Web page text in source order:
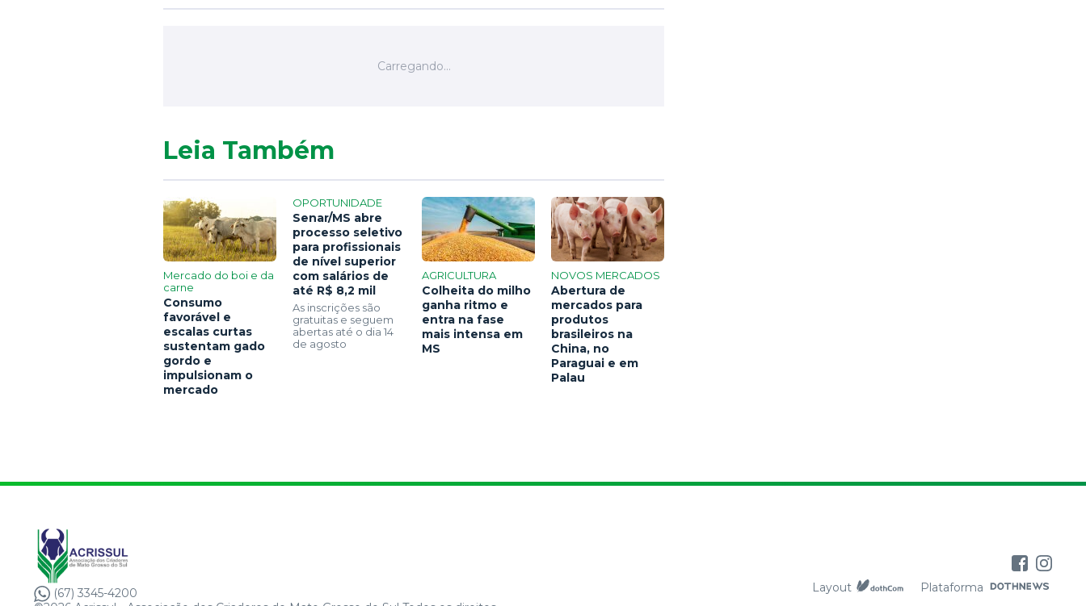
Leia Também
Mercado do boi e da
carne
Consumo
favorável e
escalas curtas
sustentam gado
gordo e
impulsionam o
mercado
OPORTUNIDADE
Senar/MS abre
processo seletivo
para profissionais
de nível superior
com salários de
até R$ 8,2 mil
As inscrições são
gratuitas e seguem
abertas até o dia 14
de agosto
AGRICULTURA
Colheita do milho
ganha ritmo e
entra na fase
mais intensa em
MS
NOVOS MERCADOS
Abertura de
mercados para
produtos
brasileiros na
China, no
Paraguai e em
Palau
(67) 3345-4200
Layout Plataforma